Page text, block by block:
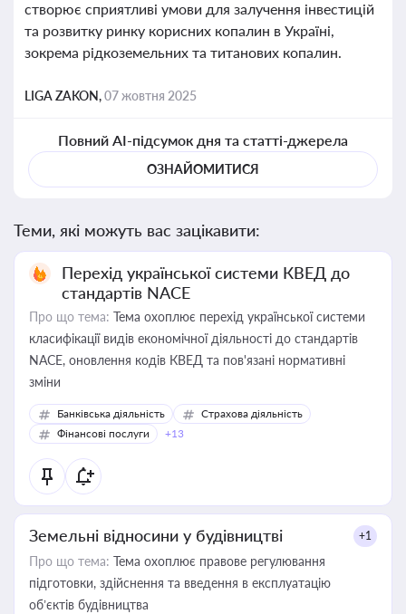
створює сприятливі умови для залучення інвестицій
та розвитку ринку корисних копалин в Україні,
зокрема рідкоземельних та титанових копалин.
LIGA ZAKON,07 жовтня 2025
Повний AI-підсумок дня та статті-джерела
ОЗНАЙОМИТИСЯ
Теми, які можуть вас зацікавити:
Перехід української системи КВЕД до
стандартів NACE
Про що тема: Тема охоплює перехід української системи
класифікації видів економічної діяльності до стандартів
NACE, оновлення кодів КВЕД та пов'язані нормативні
зміни
Банківська діяльність
Страхова діяльність
Фінансові послуги
+13
Земельні відносини у будівництві +1
Про що тема: Тема охоплює правове регулювання
підготовки, здійснення та введення в експлуатацію
об’єктів будівництва